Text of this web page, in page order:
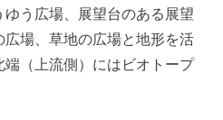
う広場、展望台のある展望
場、草地の広場と地形を活
（上流側）にはビオトープ